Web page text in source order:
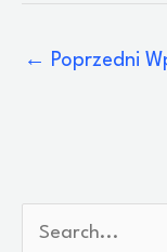
← Poprzedni